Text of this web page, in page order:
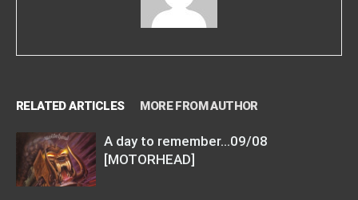
RELATED ARTICLES MORE FROM AUTHOR
A day to remember…09/08
[MOTORHEAD]